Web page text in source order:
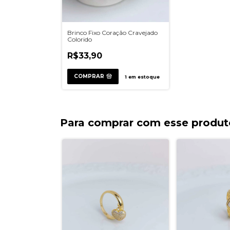
Brinco Fixo Coração Cravejado
Colorido
R$33,90
COMPRAR 1em estoque
Para comprar com esse